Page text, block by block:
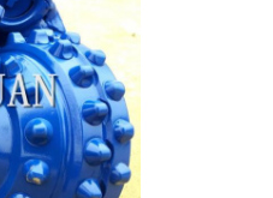
pronto!